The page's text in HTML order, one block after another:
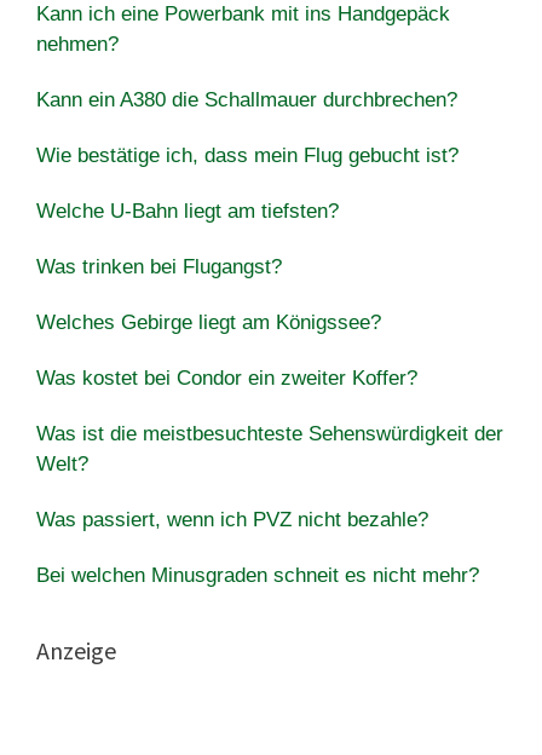
Kann ich eine Powerbank mit ins Handgepäck
nehmen?
Kann ein A380 die Schallmauer durchbrechen?
Wie bestätige ich, dass mein Flug gebucht ist?
Welche U-Bahn liegt am tiefsten?
Was trinken bei Flugangst?
Welches Gebirge liegt am Königssee?
Was kostet bei Condor ein zweiter Koffer?
Was ist die meistbesuchteste Sehenswürdigkeit der
Welt?
Was passiert, wenn ich PVZ nicht bezahle?
Bei welchen Minusgraden schneit es nicht mehr?
Anzeige